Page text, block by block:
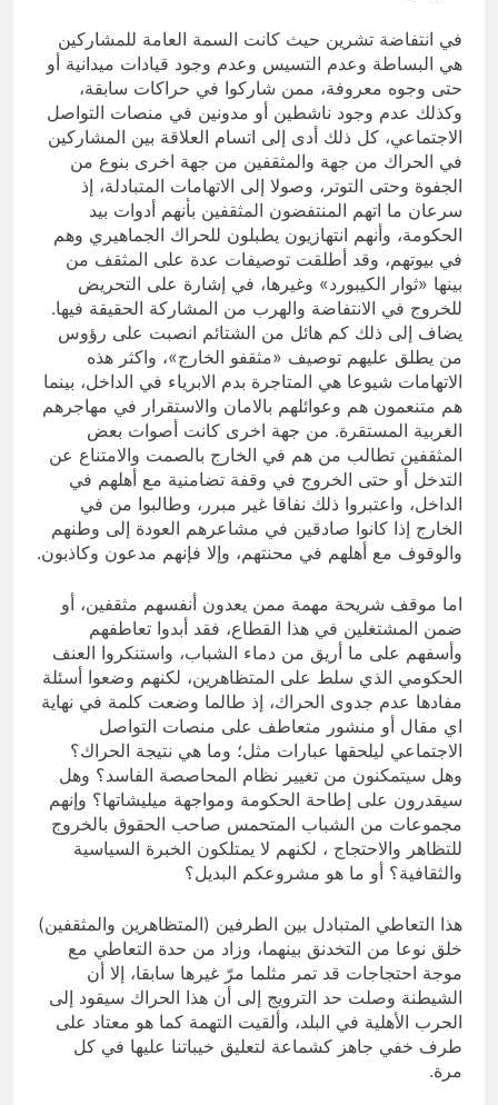
في انتفاضة تشرين حيث كانت السمة العامة للمشاركين
هي البساطة وعدم التسيس وعدم وجود قيادات ميدانية أو
حتى وجوه معروفة، ممن شاركوا في حراكات سابقة،
وكذلك عدم وجود ناشطين أو مدونين في منصات التواصل
الاجتماعي، كل ذلك أدى إلى اتسام العلاقة بين المشاركين
في الحراك من جهة والمثقفين من جهة اخرى بنوع من
الجفوة وحتى التوتر، وصولا إلى الاتهامات المتبادلة، إذ
سرعان ما اتهم المنتفضون المثقفين بأنهم أدوات بيد
الحكومة، وأنهم انتهازيون يطبلون للحراك الجماهيري وهم
في بيوتهم، وقد أطلقت توصيفات عدة على المثقف من
بينها «ثوار الكيبورد» وغيرها، في إشارة على التحريض
للخروج في الانتفاضة والهرب من المشاركة الحقيقة فيها.
يضاف إلى ذلك كم هائل من الشتائم انصبت على رؤوس
من يطلق عليهم توصيف «مثقفو الخارج»، واكثر هذه
الاتهامات شيوعا هي المتاجرة بدم الابرياء في الداخل، بينما
هم متنعمون هم وعوائلهم بالامان والاستقرار في مهاجرهم
الغربية المستقرة. من جهة اخرى كانت أصوات بعض
المثقفين تطالب من هم في الخارج بالصمت والامتناع عن
التدخل أو حتى الخروج في وقفة تضامنية مع أهلهم في
الداخل، واعتبروا ذلك نفاقا غير مبرر، وطالبوا من في
الخارج إذا كانوا صادقين في مشاعرهم العودة إلى وطنهم
والوقوف مع أهلهم في محنتهم، وإلا فإنهم مدعون وكاذبون.
اما موقف شريحة مهمة ممن يعدون أنفسهم مثقفين، أو
ضمن المشتغلين في هذا القطاع، فقد أبدوا تعاطفهم
وأسفهم على ما أريق من دماء الشباب، واستنكروا العنف
الحكومي الذي سلط على المتظاهرين، لكنهم وضعوا أسئلة
مفادها عدم جدوى الحراك، إذ طالما وضعت كلمة في نهاية
اي مقال أو منشور متعاطف على منصات التواصل
الاجتماعي ليلحقها عبارات مثل؛ وما هي نتيجة الحراك؟
وهل سيتمكنون من تغيير نظام المحاصصة الفاسد؟ وهل
سيقدرون على إطاحة الحكومة ومواجهة ميليشاتها؟ وإنهم
مجموعات من الشباب المتحمس صاحب الحقوق بالخروج
للتظاهر والاحتجاج ، لكنهم لا يمتلكون الخبرة السياسية
والثقافية؟ أو ما هو مشروعكم البديل؟
هذا التعاطي المتبادل بين الطرفين (المتظاهرين والمثقفين)
خلق نوعا من التخدنق بينهما، وزاد من حدة التعاطي مع
موجة احتجاجات قد تمر مثلما مرّ غيرها سابقا، إلا أن
الشيطنة وصلت حد الترويج إلى أن هذا الحراك سيقود إلى
الحرب الأهلية في البلد، وألقيت التهمة كما هو معتاد على
طرف خفي جاهز كشماعة لتعليق خيباتنا عليها في كل
مرة.